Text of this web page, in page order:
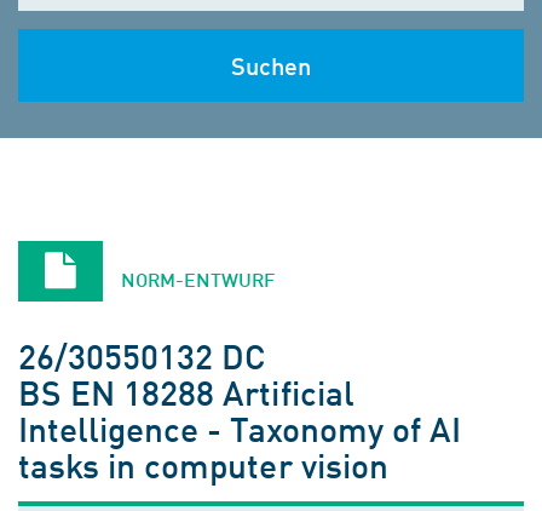
Suchen
NORM-ENTWURF
26/30550132 DC
BS EN 18288 Artificial
Intelligence - Taxonomy of AI
tasks in computer vision